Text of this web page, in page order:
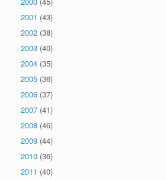
2001 (43)
2002 (38)
2003 (40)
2004 (35)
2005 (36)
2006 (37)
2007 (41)
2008 (46)
2009 (44)
2010 (36)
2011 (40)